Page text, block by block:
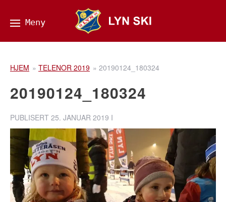
HJEM » TELENOR 2019 » 20190124_180324
20190124_180324
PUBLISERT 25. JANUAR 2019 I